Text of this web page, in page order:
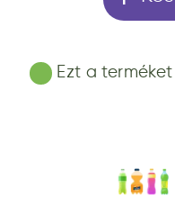
Ezt a